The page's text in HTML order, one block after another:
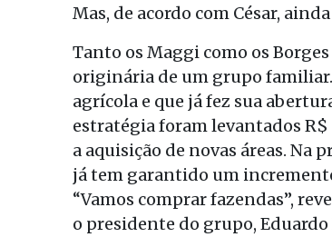
Mas, de acordo com César,
Tanto os Maggi como os
originária de um grupo
agrícola e que já fez sua
estratégia foram levantados
a aquisição de novas áreas. Na
já tem garantido um
“Vamos comprar fazendas”,
o presidente do grupo,